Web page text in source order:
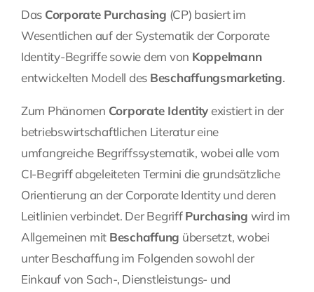
Das Corporate Purchasing (CP) basiert im
Wesentlichen auf der Systematik der Corporate
Identity-Begriffe sowie dem von Koppelmann
entwickelten Modell des Beschaffungsmarketing.
Zum Phänomen Corporate Identityexistiert in der
betriebswirtschaftlichen Literatur eine
umfangreiche Begriffssystematik, wobei alle vom
CI-Begriff abgeleiteten Termini die grundsätzliche
Orientierung an der Corporate Identity und deren
Leitlinien verbindet. Der BegriffPurchasing wird im
Allgemeinen mit Beschaffung übersetzt, wobei
unter Beschaffung im Folgenden sowohl der
Einkauf von Sach-, Dienstleistungs- und